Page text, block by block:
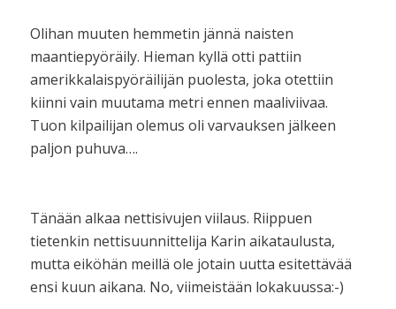
Olihan muuten hemmetin jännä naisten
maantiepyöräily. Hieman kyllä otti pattiin
amerikkalaispyöräilijän puolesta, joka otettiin
kiinni vain muutama metri ennen maaliviivaa.
Tuon kilpailijan olemus oli varvauksen jälkeen
paljon puhuva….
Tänään alkaa nettisivujen viilaus. Riippuen
tietenkin nettisuunnittelija Karin aikataulusta,
mutta eiköhän meillä ole jotain uutta esitettävää
ensi kuun aikana. No, viimeistään lokakuussa:-)